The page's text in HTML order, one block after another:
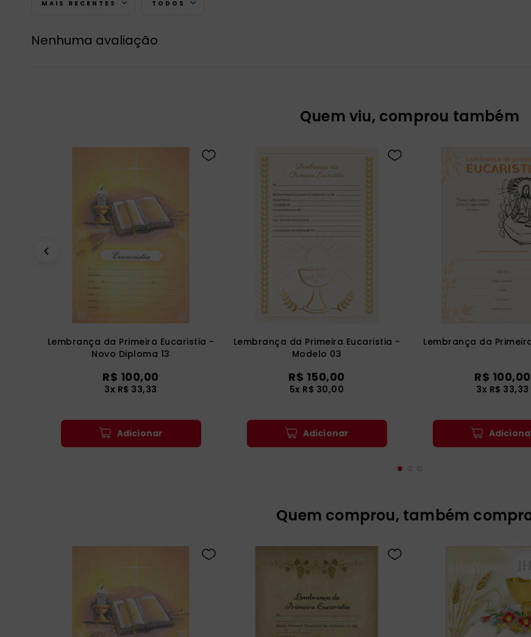
MAIS RECENTES TODOS
Nenhuma avaliação
Quem viu, comprou também
Lembrança da Primeira Eucaristia -
Novo Diploma 13
R$ 100,00
3x R$ 33,33
Adicionar
Lembrança da Primeira Eucaristia -
Modelo 03
R$ 150,00
5x R$ 30,00
Adicionar
Lembrança da
R$ 100,00
3x R$ 33,33
Quem comprou, também